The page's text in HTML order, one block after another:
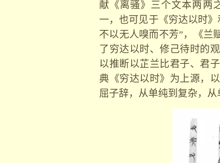
献《离骚》三个文本两两
一，也可见于《穷达以时
不以无人嗅而不芳”，《兰
了穷达以时、修己待时的
以推断以芷兰比君子、君
典《穷达以时》为上源，
屈子辞，从单纯到复杂，